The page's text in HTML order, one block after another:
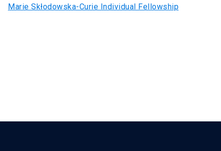
Marie Skłodowska-Curie Individual Fellowship